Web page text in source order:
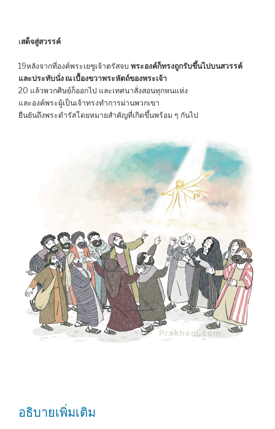
เสด็จสู่สวรรค์
19หลังจากที่องค์พระเยซูเจ้าตรัสจบ พระองค์ก็ทรงถูกรับขึ้นไปบนสวรรค์
และประทับนั่ง ณ เบื้องขวาพระหัตถ์ของพระเจ้า
20 แล้วพวกศิษย์ก็ออกไป และเทศนาสั่งสอนทุกหนแห่ง
และองค์พระผู้เป็นเจ้าทรงทำการผ่านพวกเขา
ยืนยันถึงพระดำรัสโดยหมายสำคัญที่เกิดขึ้นพร้อม ๆ กันไป
อธิบายเพิ่มเติม